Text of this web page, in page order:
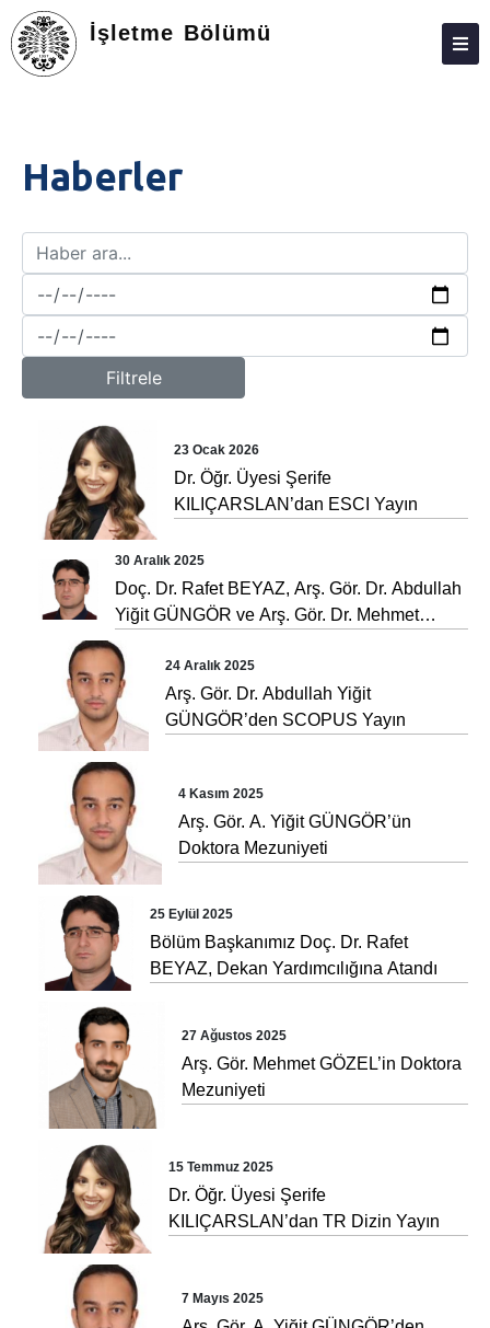
İşletme Bölümü
EĞITIM
TOPLUMA KATKI
ÖĞRENCILER
FORMLAR
BILGI BANKASI
MEZUNLAR
İLETIŞIM
Haberler
Filtrele
23 Ocak 2026
Dr. Öğr. Üyesi Şerife
KILIÇARSLAN’dan ESCI Yayın
30 Aralık 2025
Doç. Dr. Rafet BEYAZ, Arş. Gör. Dr. Abdullah
Yiğit GÜNGÖR ve Arş. Gör. Dr. Mehmet
GÖZEL’den Uluslararası Kitap Bölümü
24 Aralık 2025
Arş. Gör. Dr. Abdullah Yiğit
GÜNGÖR’den SCOPUS Yayın
4 Kasım 2025
Arş. Gör. A. Yiğit GÜNGÖR’ün
Doktora Mezuniyeti
25 Eylül 2025
Bölüm Başkanımız Doç. Dr. Rafet
BEYAZ, Dekan Yardımcılığına Atandı
27 Ağustos 2025
Arş. Gör. Mehmet GÖZEL’in Doktora
Mezuniyeti
15 Temmuz 2025
Dr. Öğr. Üyesi Şerife
KILIÇARSLAN’dan TR Dizin Yayın
7 Mayıs 2025